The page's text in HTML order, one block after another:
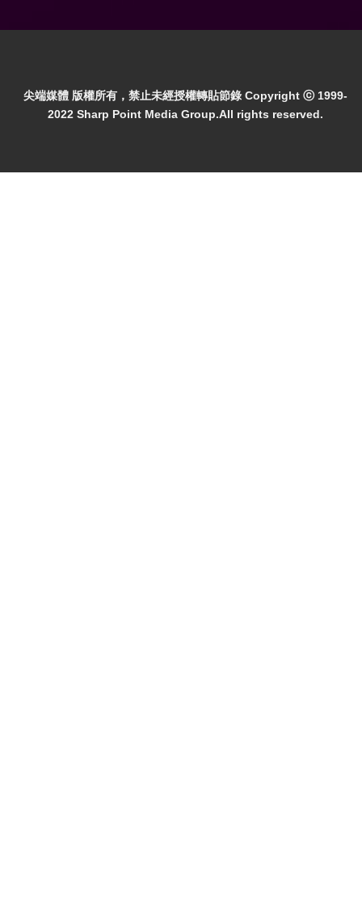
尖端媒體 版權所有，禁止未經授權轉貼節錄 Copyright ⓒ 1999-
2022 Sharp Point Media Group.All rights reserved.